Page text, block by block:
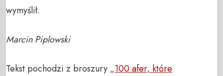
wymyślił.
Marcin Piplowski
Tekst pochodzi z broszury „100 afer, które